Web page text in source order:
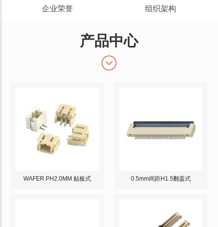
企业荣誉 组织架构
产品中心
WAFER PH2.0MM 贴板式 0.5mm间距H1.5翻盖式